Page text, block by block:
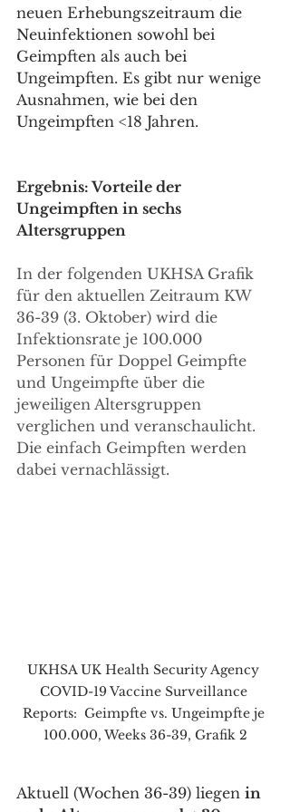
neuen Erhebungszeitraum die
Neuinfektionen sowohl bei
Geimpften als auch bei
Ungeimpften. Es gibt nur wenige
Ausnahmen, wie bei den
Ungeimpften <18 Jahren.
Ergebnis: Vorteile der
Ungeimpften in sechs
Altersgruppen
In der folgenden UKHSA Grafik
für den aktuellen Zeitraum KW
36-39 (3. Oktober) wird die
Infektionsrate je 100.000
Personen für Doppel Geimpfte
und Ungeimpfte über die
jeweiligen Altersgruppen
verglichen und veranschaulicht.
Die einfach Geimpften werden
dabei vernachlässigt.
UKHSA UK Health Security Agency
COVID-19 Vaccine Surveillance
Reports:  Geimpfte vs. Ungeimpfte je
100.000, Weeks 36-39, Grafik 2
Aktuell (Wochen 36-39) liegen in